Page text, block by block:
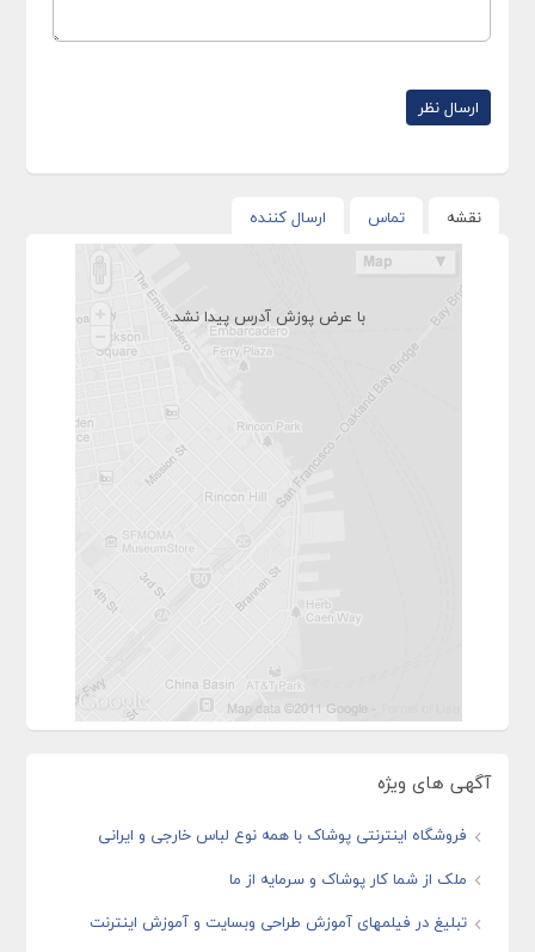
نقشه تماس ارسال کننده
با عرض پوزش آدرس پیدا نشد.
آگهی های ویژه
فروشگاه اینترنتی پوشاک با همه نوع لباس خارجی و ایرانی
ملک از شما کار پوشاک و سرمایه از ما
تبلیغ در فیلمهای آموزش طراحی وبسایت و آموزش اینترنت